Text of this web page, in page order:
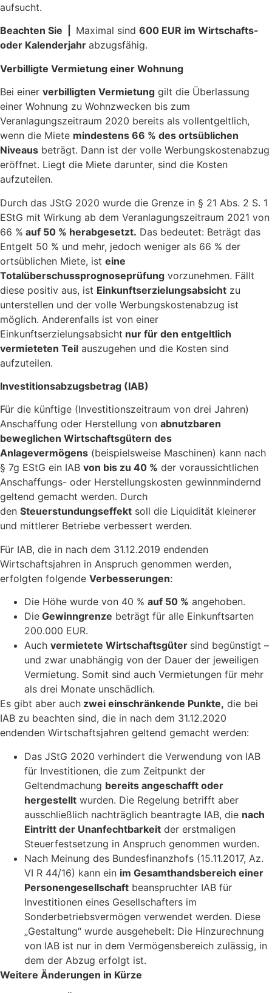
aufsucht.
Beachten Sie | Maximal sind 600 EUR im Wirtschafts-
oder Kalenderjahr abzugsfähig.
Verbilligte Vermietung einer Wohnung
Bei einer verbilligten Vermietung gilt die Überlassung
einer Wohnung zu Wohnzwecken bis zum
Veranlagungszeitraum 2020 bereits als vollentgeltlich,
wenn die Miete mindestens 66 % des ortsüblichen
Niveaus beträgt. Dann ist der volle Werbungskostenabzug
eröffnet. Liegt die Miete darunter, sind die Kosten
aufzuteilen.
Durch das JStG 2020 wurde die Grenze in § 21 Abs. 2 S. 1
EStG mit Wirkung ab dem Veranlagungszeitraum 2021 von
66 % auf 50 % herabgesetzt. Das bedeutet: Beträgt das
Entgelt 50 % und mehr, jedoch weniger als 66 % der
ortsüblichen Miete, ist eine
Totalüberschussprognoseprüfung vorzunehmen. Fällt
diese positiv aus, ist Einkunftserzielungsabsicht zu
unterstellen und der volle Werbungskostenabzug ist
möglich. Anderenfalls ist von einer
Einkunftserzielungsabsicht nur für den entgeltlich
vermieteten Teil auszugehen und die Kosten sind
aufzuteilen.
Investitionsabzugsbetrag (IAB)
Für die künftige (Investitionszeitraum von drei Jahren)
Anschaffung oder Herstellung von abnutzbaren
beweglichen Wirtschaftsgütern des
Anlagevermögens (beispielsweise Maschinen) kann nach
§ 7g EStG ein IAB von bis zu 40 % der voraussichtlichen
Anschaffungs- oder Herstellungskosten gewinnmindernd
geltend gemacht werden. Durch
den Steuerstundungseffekt soll die Liquidität kleinerer
und mittlerer Betriebe verbessert werden.
Für IAB, die in nach dem 31.12.2019 endenden
Wirtschaftsjahren in Anspruch genommen werden,
erfolgten folgende Verbesserungen:
Die Höhe wurde von 40 % auf 50 % angehoben.
Die Gewinngrenze beträgt für alle Einkunftsarten
200.000 EUR.
Auch vermietete Wirtschaftsgüter sind begünstigt –
und zwar unabhängig von der Dauer der jeweiligen
Vermietung. Somit sind auch Vermietungen für mehr
als drei Monate unschädlich.
Es gibt aber auch zwei einschränkende Punkte, die bei
IAB zu beachten sind, die in nach dem 31.12.2020
endenden Wirtschaftsjahren geltend gemacht werden:
Das JStG 2020 verhindert die Verwendung von IAB
für Investitionen, die zum Zeitpunkt der
Geltendmachung bereits angeschafft oder
hergestellt wurden. Die Regelung betrifft aber
ausschließlich nachträglich beantragte IAB, die nach
Eintritt der Unanfechtbarkeit der erstmaligen
Steuerfestsetzung in Anspruch genommen wurden.
Nach Meinung des Bundesfinanzhofs (15.11.2017, Az.
VI R 44/16) kann ein im Gesamthandsbereich einer
Personengesellschaft beanspruchter IAB für
Investitionen eines Gesellschafters im
Sonderbetriebsvermögen verwendet werden. Diese
„Gestaltung“ wurde ausgehebelt: Die Hinzurechnung
von IAB ist nur in dem Vermögensbereich zulässig, in
dem der Abzug erfolgt ist.
Weitere Änderungen in Kürze